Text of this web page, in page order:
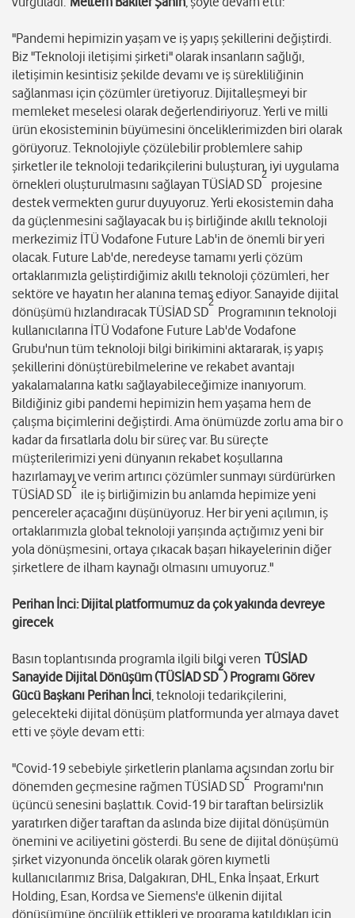
"Pandemi hepimizin yaşam ve iş yapış şekillerini değiştirdi.
Biz "Teknoloji iletişimi şirketi" olarak insanların sağlığı,
iletişimin kesintisiz şekilde devamı ve iş sürekliliğinin
sağlanması için çözümler üretiyoruz. Dijitalleşmeyi bir
memleket meselesi olarak değerlendiriyoruz. Yerli ve milli
ürün ekosisteminin büyümesini önceliklerimizden biri olarak
görüyoruz. Teknolojiyle çözülebilir problemlere sahip
şirketler ile teknoloji tedarikçilerini buluşturan, iyi uygulama
örnekleri oluşturulmasını sağlayan TÜSİAD SD
2
projesine
destek vermekten gurur duyuyoruz. Yerli ekosistemin daha
da güçlenmesini sağlayacak bu iş birliğinde akıllı teknoloji
merkezimiz İTÜ Vodafone Future Lab'in de önemli bir yeri
olacak. Future Lab'de, neredeyse tamamı yerli çözüm
ortaklarımızla geliştirdiğimiz akıllı teknoloji çözümleri, her
sektöre ve hayatın her alanına temas ediyor. Sanayide dijital
dönüşümü hızlandıracak TÜSİAD SD
2
Programının teknoloji
kullanıcılarına İTÜ Vodafone Future Lab'de Vodafone
Grubu'nun tüm teknoloji bilgi birikimini aktararak, iş yapış
şekillerini dönüştürebilmelerine ve rekabet avantajı
yakalamalarına katkı sağlayabileceğimize inanıyorum.
Bildiğiniz gibi pandemi hepimizin hem yaşama hem de
çalışma biçimlerini değiştirdi. Ama önümüzde zorlu ama bir o
kadar da fırsatlarla dolu bir süreç var. Bu süreçte
müşterilerimizi yeni dünyanın rekabet koşullarına
hazırlamayı ve verim artırıcı çözümler sunmayı sürdürürken
TÜSİAD SD
2
ile iş birliğimizin bu anlamda hepimize yeni
pencereler açacağını düşünüyoruz. Her bir yeni açılımın, iş
ortaklarımızla global teknoloji yarışında açtığımız yeni bir
yola dönüşmesini, ortaya çıkacak başarı hikayelerinin diğer
şirketlere de ilham kaynağı olmasını umuyoruz."
Perihan İnci: Dijital platformumuz da çok yakında devreye
girecek
Basın toplantısında programla ilgili bilgi veren TÜSİAD
Sanayide Dijital Dönüşüm (TÜSİAD SD
2
) Programı Görev
Gücü Başkanı Perihan İnci, teknoloji tedarikçilerini,
gelecekteki dijital dönüşüm platformunda yer almaya davet
etti ve şöyle devam etti:
"Covid-19 sebebiyle şirketlerin planlama açısından zorlu bir
dönemden geçmesine rağmen TÜSİAD SD
2
Programı'nın
üçüncü senesini başlattık. Covid-19 bir taraftan belirsizlik
yaratırken diğer taraftan da aslında bize dijital dönüşümün
önemini ve aciliyetini gösterdi. Bu sene de dijital dönüşümü
şirket vizyonunda öncelik olarak gören kıymetli
kullanıcılarımız Brisa, Dalgakıran, DHL, Enka İnşaat, Erkurt
Holding, Esan, Kordsa ve Siemens'e ülkenin dijital
dönüşümüne öncülük ettikleri ve programa katıldıkları için